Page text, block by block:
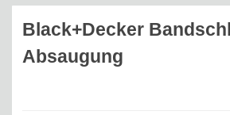
Black+Decker
Absaugung